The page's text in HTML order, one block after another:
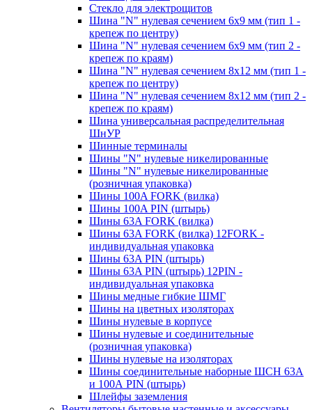
Стекло для электрощитов
Шина "N" нулевая сечением 6х9 мм (тип 1 -
крепеж по центру)
Шина "N" нулевая сечением 6х9 мм (тип 2 -
крепеж по краям)
Шина "N" нулевая сечением 8х12 мм (тип 1 -
крепеж по центру)
Шина "N" нулевая сечением 8х12 мм (тип 2 -
крепеж по краям)
Шина универсальная распределительная
ШнУР
Шинные терминалы
Шины "N" нулевые никелированные
Шины "N" нулевые никелированные
(розничная упаковка)
Шины 100A FORK (вилка)
Шины 100A PIN (штырь)
Шины 63A FORK (вилка)
Шины 63A FORK (вилка) 12FORK -
индивидуальная упаковка
Шины 63A PIN (штырь)
Шины 63A PIN (штырь) 12PIN -
индивидуальная упаковка
Шины медные гибкие ШМГ
Шины на цветных изоляторах
Шины нулевые в корпусе
Шины нулевые и соединительные
(розничная упаковка)
Шины нулевые на изоляторах
Шины соединительные наборные ШСН 63A
и 100А PIN (штырь)
Шлейфы заземления